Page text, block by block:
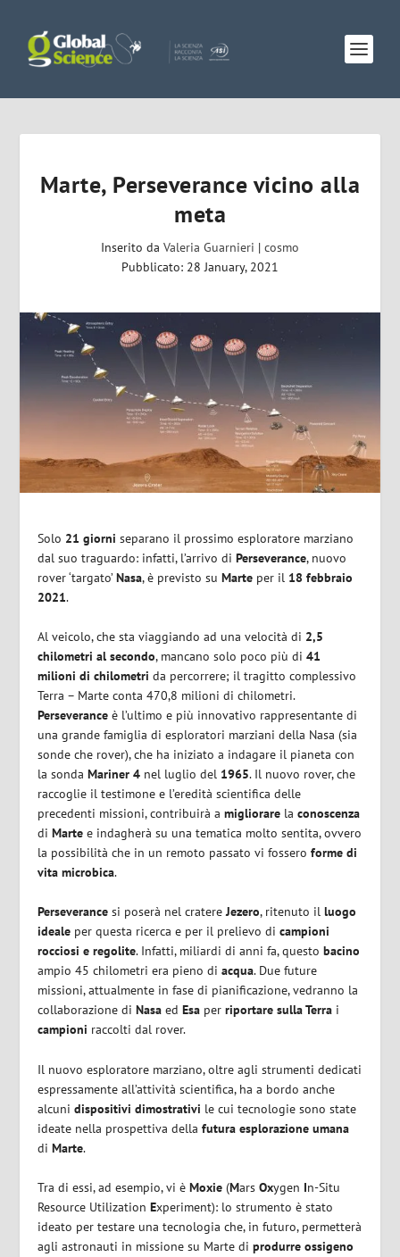
Marte, Perseverance vicino alla
meta
Inserito da Valeria Guarnieri | cosmo
Pubblicato: 28 January, 2021
Solo 21 giorni separano il prossimo esploratore marziano
dal suo traguardo: infatti, l’arrivo diPerseverance, nuovo
rover ‘targato’Nasa, è previsto suMarte per il 18 febbraio
2021.
Al veicolo, che sta viaggiando ad una velocità di 2,5
chilometri al secondo, mancano solo poco più di41
milioni di chilometri da percorrere; il tragitto complessivo
Terra – Marte conta 470,8 milioni di chilometri.
Perseverance è l’ultimo e più innovativo rappresentante di
una grande famiglia di esploratori marziani della Nasa (sia
sonde che rover), che ha iniziato a indagare il pianeta con
la sondaMariner 4 nel luglio del 1965. Il nuovo rover, che
raccoglie il testimone e l’eredità scientifica delle
precedenti missioni, contribuirà a migliorare laconoscenza
diMarte e indagherà su una tematica molto sentita, ovvero
la possibilità che in un remoto passato vi fosseroforme di
vita microbica.
Perseverance si poserà nel cratereJezero, ritenuto illuogo
ideale per questa ricerca e per il prelievo dicampioni
rocciosi e regolite. Infatti, miliardi di anni fa, questobacino
ampio 45 chilometri era pieno diacqua. Due future
missioni, attualmente in fase di pianificazione, vedranno la
collaborazione diNasa edEsa perriportare sulla Terra i
campioni raccolti dal rover.
Il nuovo esploratore marziano, oltre agli strumenti dedicati
espressamente all’attività scientifica, ha a bordo anche
alcunidispositivi dimostrativi le cui tecnologie sono state
ideate nella prospettiva dellafutura esplorazione umana
diMarte.
Tra di essi, ad esempio, vi èMoxie (MarsOxygen In-Situ
Resource UtilizationExperiment): lo strumento è stato
ideato per testare una tecnologia che, in futuro, permetterà
agli astronauti in missione su Marte diprodurre ossigeno